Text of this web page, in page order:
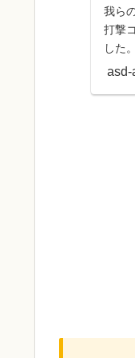
我ら
打撃
した
ーチ
asd-